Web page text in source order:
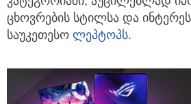
ცხოვრების სტილსა და
საუკეთესო ლეპტოპს.